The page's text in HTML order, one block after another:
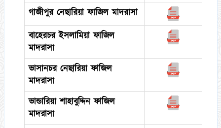
গাজীপুর নেছারিয়া ফাজিল মাদরাসা
বাহেরচর ইসলামিয়া ফাজিল
মাদরাসা
ভাসানচর নেছারিয়া ফাজিল
মাদরাসা
ভান্ডারিয়া শাহাবুদ্দিন ফাজিল
মাদরাসা